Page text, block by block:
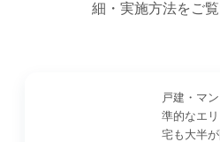
細・実施方法をご
戸建・マ
準的なエ
宅も大半